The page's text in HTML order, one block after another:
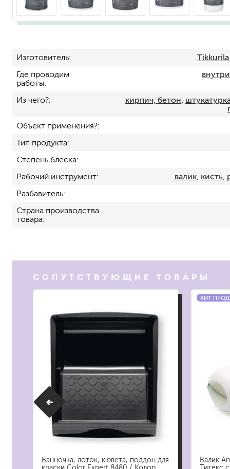
масла для террас и
магнитные
средства от плесени
удалители краски
средства для снятия
смывка для эпоксидной
Клей для плитки
наливные полы,
смеси для монтажа
штукатурки
Изготовитель Tikkurila
Где проводим
работы
Из чего? кирпич, бетон
Объект применения?
Тип продукта
Степень блеска
Рабочий инструмент
валик, кисть,
Разбавитель
Страна производства
товара
СОПУТСТВУЮЩИЕ ТОВАРЫ
Ванночка, лоток, кювета, поддон для
ХИТ
Валик